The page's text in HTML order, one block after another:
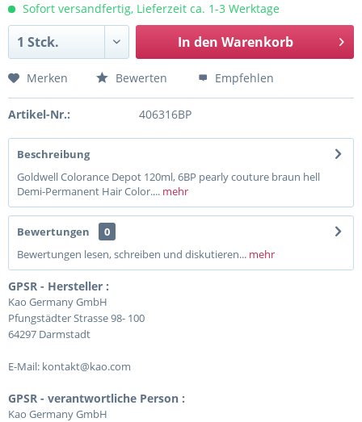
Sofort versandfertig, Lieferzeit ca. 1-3 Werktage
In den Warenkorb
Merken Bewerten Empfehlen
Artikel-Nr.: 406316BP
Beschreibung
Goldwell Colorance Depot 120ml, 6BP pearly couture braun hell
Demi-Permanent Hair Color.... mehr
Bewertungen
0
Bewertungen lesen, schreiben und diskutieren... mehr
GPSR - Hersteller :
Kao Germany GmbH
Pfungstädter Strasse 98- 100
64297 Darmstadt
E-Mail: kontakt@kao.com
GPSR - verantwortliche Person :
Kao Germany GmbH